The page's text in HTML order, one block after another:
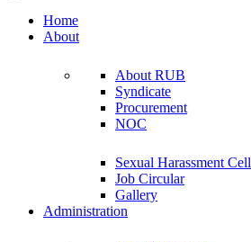
Home
About
About RUB
Syndicate
Procurement
NOC
Sexual Harassment Cell
Job Circular
Gallery
Administration